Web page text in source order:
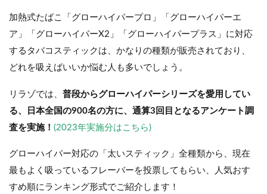
加熱式たばこ「グローハイパープロ」「グローハイパーエ
ア」「グローハイパーX2」「グローハイパープラス」に対応
するタバコスティックは、かなりの種類が販売されており、
どれを吸えばいいか悩む人も多いでしょう。
リラゾでは、 普段からグローハイパーシリーズを愛用してい
る、日本全国の900名の方に、通算3回目となるアンケート調
査を実施！ (2023年実施分はこちら)
グローハイパー対応の「太いスティック」全種類から、現在
最もよく吸っているフレーバーを投票してもらい、人気おす
すめ順にランキング形式でご紹介します！